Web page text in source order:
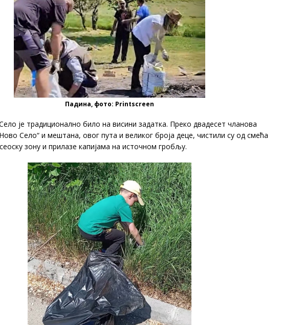
Падина, фото: Printscreen
је традиционално било на висини задатка. Преко двадесет чланова
Село“ и мештана, овог пута и великог броја деце, чистили су од смећа
зону и прилазе капијама на источном гробљу.